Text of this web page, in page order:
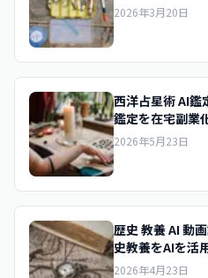
2026年3月20日
西洋占星術 AI鑑
鑑定を在宅副業
2026年5月23日
歴史 教養 AI 動
史教養をAIを活
する副業の作り
2026年4月23日